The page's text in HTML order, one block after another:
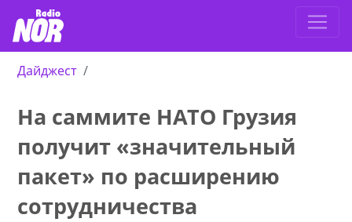
Дайджест
На саммите НАТО Грузия
получит «значительный
пакет» по расширению
сотрудничества